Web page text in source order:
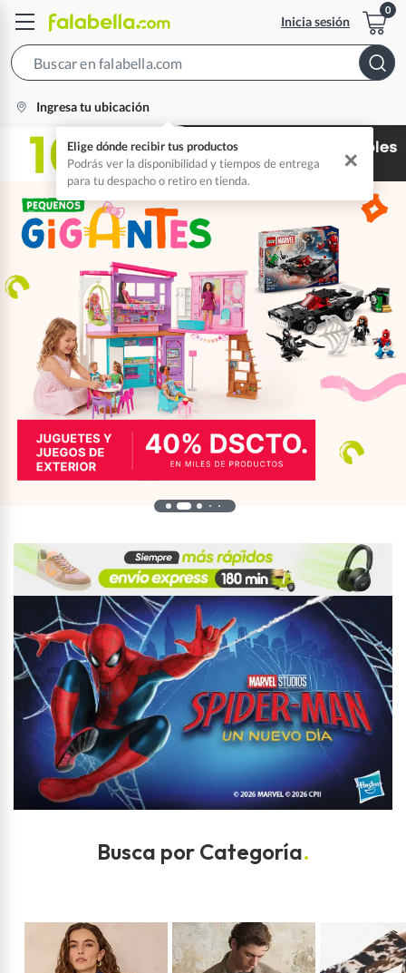
Inicia sesión
location-
Ingresa tu ubicación
Elige dónde recibir tus productos
Podrás ver la disponibilidad y tiempos de entrega
para tu despacho o retiro en tienda.
✕
Busca por Categoría.